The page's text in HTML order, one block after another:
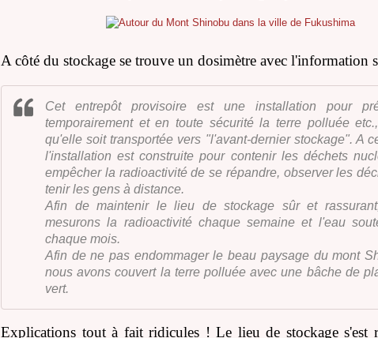
A côté du stockage se trouve un dosimètre avec l'information
Cet entrepôt provisoire est une installation pour
temporairement et en toute sécurité la terre polluée
qu'elle soit transportée vers "l'avant-dernier stockage". A
l'installation est construite pour contenir les déchets
empêcher la radioactivité de se répandre, observer les
tenir les gens à distance.
Afin de maintenir le lieu de stockage sûr et
mesurons la radioactivité chaque semaine et l'eau
chaque mois.
Afin de ne pas endommager le beau paysage du mont
nous avons couvert la terre polluée avec une bâche de
vert.
Explications tout à fait ridicules ! Le lieu de stockage s'est